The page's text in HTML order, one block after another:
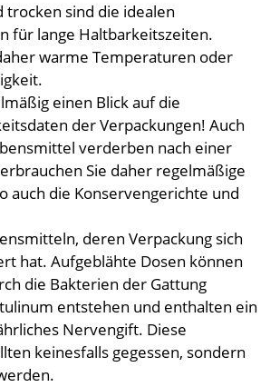
trocken sind die idealen
für lange Haltbarkeitszeiten.
warme Temperaturen oder
einen Blick auf die
der Verpackungen! Auch
verderben nach einer
Sie daher regelmäßige
auch die Konservengerichte und
deren Verpackung sich
hat. Aufgeblähte Dosen können
die Bakterien der Gattung
entstehen und enthalten ein
Nervengift. Diese
keinesfalls gegessen, sondern